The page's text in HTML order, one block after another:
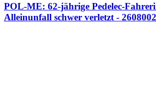
POL-ME: 62-jährige Pedelec-
Alleinunfall schwer verletzt - 2608002